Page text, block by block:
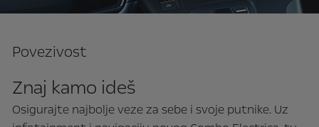
Povezivost
Znaj kamo ideš
Osigurajte najbolje veze za sebe i svoje putnike. Uz